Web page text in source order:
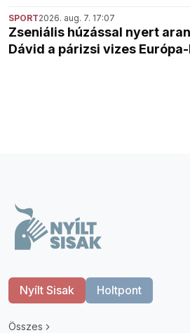
SPORT2026. aug. 7. 17:07
Zseniális húzással nyert
Dávid a párizsi vizes
Nyílt Sisak Holtpont
Összes